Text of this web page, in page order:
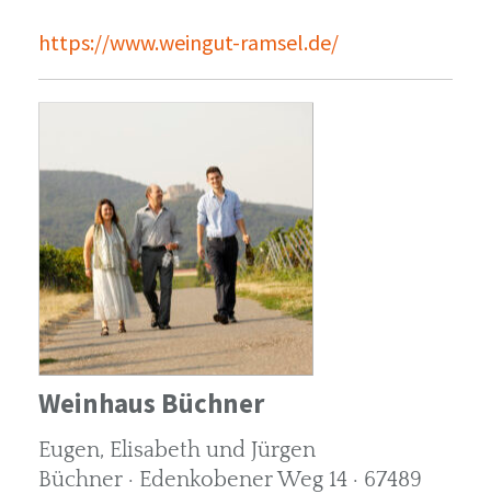
https://www.weingut-ramsel.de/
Weinhaus Büchner
Eugen, Elisabeth und Jürgen
Büchner · Edenkobener Weg 14 · 67489